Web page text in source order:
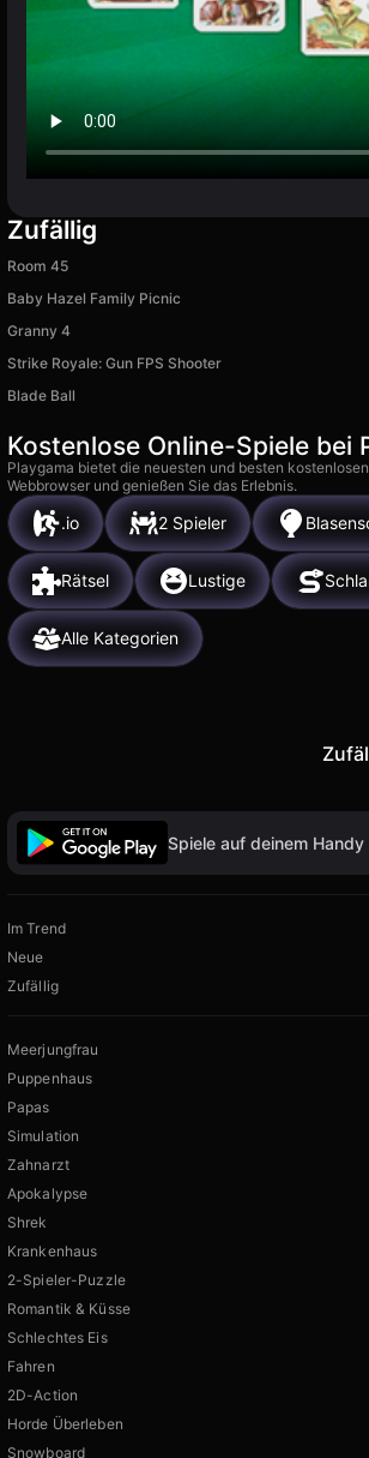
Zufällig
Room 45
Baby Hazel Family Picnic
Granny 4
Strike Royale: Gun FPS Shooter
Blade Ball
Kostenlose Online-Spiele bei
Playgama bietet die neuesten und besten
Webbrowser und genießen Sie das Erlebnis.
.io 2 Spieler
Rätsel Lustige
Alle Kategorien
Spiele auf deinem
Im Trend
Neue
Zufällig
Meerjungfrau
Puppenhaus
Papas
Simulation
Zahnarzt
Apokalypse
Shrek
Krankenhaus
2-Spieler-Puzzle
Romantik & Küsse
Schlechtes Eis
Fahren
2D-Action
Horde Überleben
Snowboard